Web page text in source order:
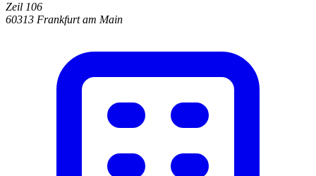
Zeil 106
60313 Frankfurt am Main